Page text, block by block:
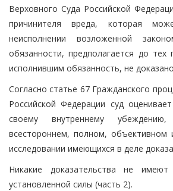
Верховного Суда Российской
причинителя вреда, которая
неисполнении возложенной
обязанности, предполагается до
исполнившим обязанность, не
Согласно статье 67 Гражданского
Российской Федерации суд
своему внутреннему
всестороннем, полном, объективном
исследовании имеющихся в деле
Никакие доказательства не
установленной силы (часть 2).